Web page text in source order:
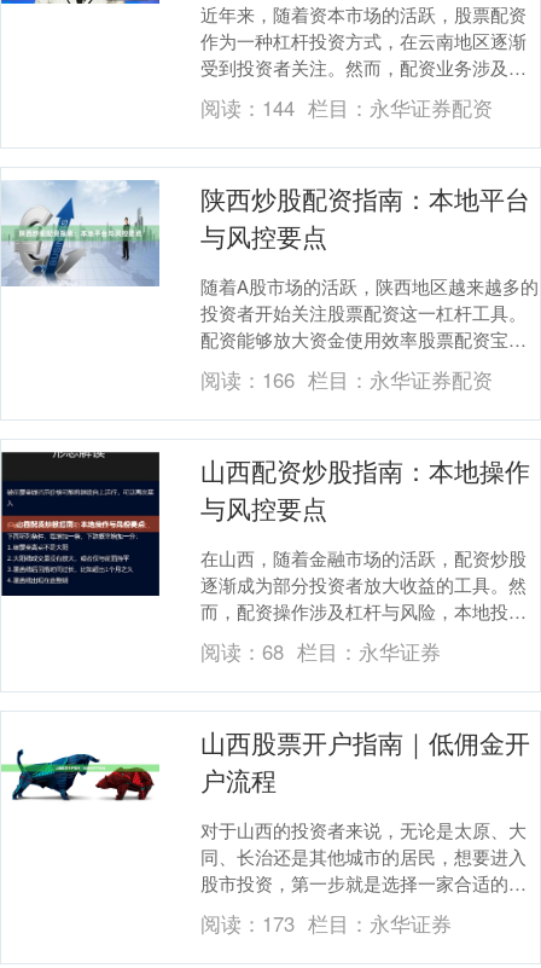
近年来，随着资本市场的活跃，股票配资
作为一种杠杆投资方式，在云南地区逐渐
受到投资者关注。然而，配资业务涉及资
金安全和合规风险，了解本地政策与操作
要点至关重要。本....
阅读： 144 栏目： 永华证券配资
陕西炒股配资指南：本地平台
与风控要点
随着A股市场的活跃，陕西地区越来越多的
投资者开始关注股票配资这一杠杆工具。
配资能够放大资金使用效率股票配资宝，
但同时也伴随着更高的风险。本文为陕西
投资者梳理本地....
阅读： 166 栏目： 永华证券配资
山西配资炒股指南：本地操作
与风控要点
在山西，随着金融市场的活跃，配资炒股
逐渐成为部分投资者放大收益的工具。然
而，配资操作涉及杠杆与风险，本地投资
者更需结合区域特点，掌握合规操作与风
控要点。本文从山....
阅读：68 栏目： 永华证券
山西股票开户指南｜低佣金开
户流程
对于山西的投资者来说，无论是太原、大
同、长治还是其他城市的居民，想要进入
股市投资，第一步就是选择一家合适的券
商并完成开户。随着互联网金融的发展，
现在开户已经可以....
阅读： 173 栏目： 永华证券